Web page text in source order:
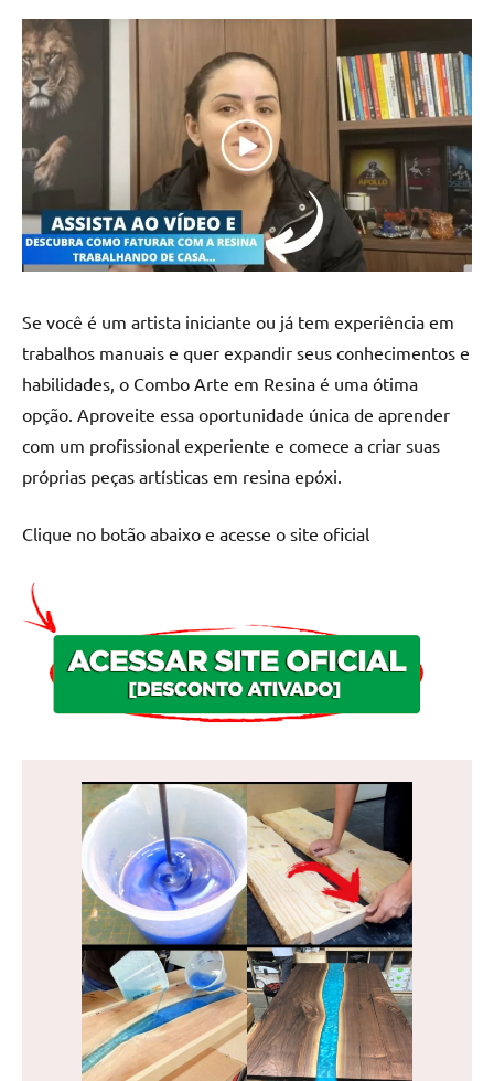
Se você é um artista iniciante ou já tem experiência em
trabalhos manuais e quer expandir seus conhecimentos e
habilidades, o Combo Arte em Resina é uma ótima
opção. Aproveite essa oportunidade única de aprender
com um profissional experiente e comece a criar suas
próprias peças artísticas em resina epóxi.
Clique no botão abaixo e acesse o site oficial